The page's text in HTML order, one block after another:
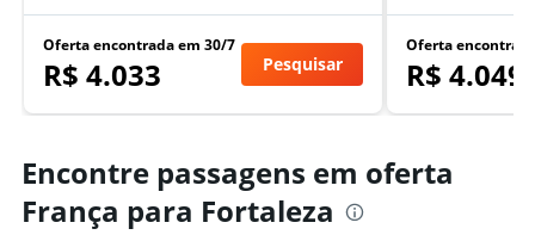
Oferta encontrada em 30/7
R$ 4.033 Pesquisar
Oferta
R$ 4.049
Encontre passagens em oferta
França para Fortaleza